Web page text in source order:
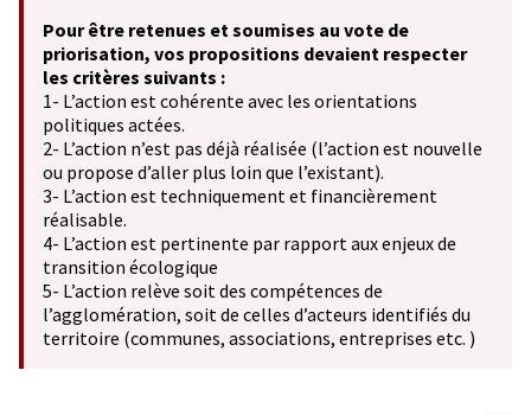
Pour être retenues et soumises au vote de
priorisation, vos propositions devaient respecter
les critères suivants :
1- L’action est cohérente avec les orientations
politiques actées.
2- L’action n’est pas déjà réalisée (l’action est nouvelle
ou propose d’aller plus loin que l’existant).
3- L’action est techniquement et financièrement
réalisable.
4- L’action est pertinente par rapport aux enjeux de
transition écologique
5- L’action relève soit des compétences de
l’agglomération, soit de celles d’acteurs identifiés du
territoire (communes, associations, entreprises etc. )